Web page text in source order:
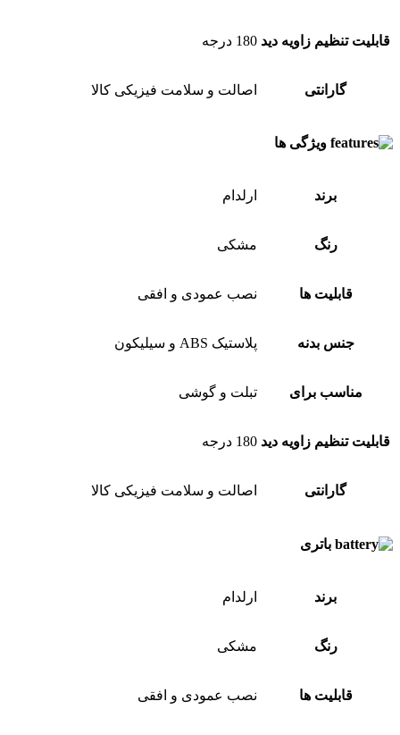
قابلیت تنظیم زاویه دید 180 درجه
گارانتی اصالت و سلامت فیزیکی کالا
ویژگی ها
برند ارلدام
رنگ مشکی
قابلیت ها نصب عمودی و افقی
جنس بدنه پلاستیک ABS و سیلیکون
مناسب برای تبلت و گوشی
قابلیت تنظیم زاویه دید 180 درجه
گارانتی اصالت و سلامت فیزیکی کالا
باتری
برند ارلدام
رنگ مشکی
قابلیت ها نصب عمودی و افقی